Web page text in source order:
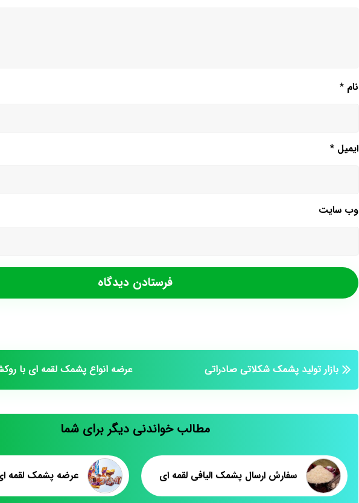
نام *
ایمیل *
وب‌ سایت
بازار تولید پشمک شکلاتی صادراتی عرضه انواع پشمک لقمه ای با
مطالب خواندنی دیگر برای شما
سفارش ارسال پشمک الیافی لقمه ای